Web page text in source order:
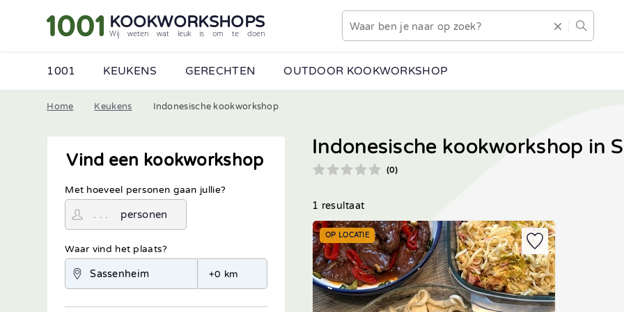
KOOKWORKSHOPS
Wij weten wat leuk is om te doen
1001 KEUKENS GERECHTEN OUTDOOR KOOKWORKSHOP
Home Keukens Indonesische kookworkshop
Vind een kookworkshop
Met hoeveel personen gaan jullie?
personen
Waar vind het plaats?
Indonesische kookworkshop in
(0)
1 resultaat
OP LOCATIE